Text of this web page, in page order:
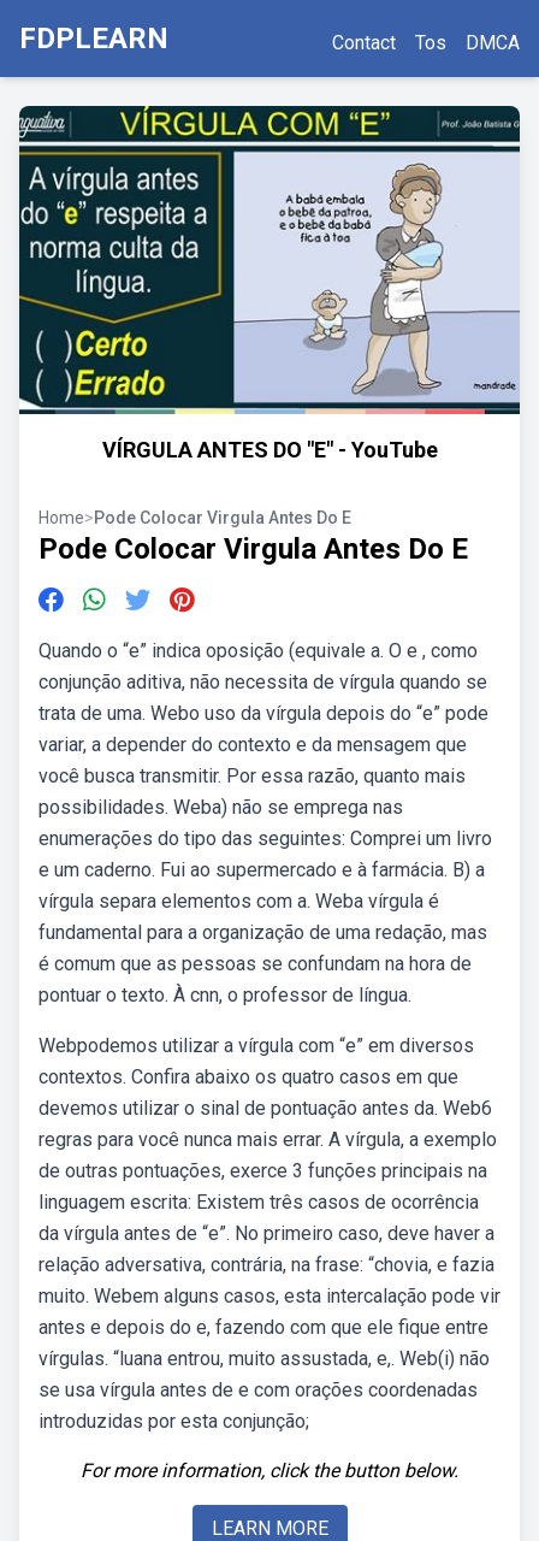
FDPLEARN Contact Tos DMCA
VÍRGULA ANTES DO "E" - YouTube
Home>Pode Colocar Virgula Antes Do E
Pode Colocar Virgula Antes Do E
Quando o “e” indica oposição (equivale a. O e , como
conjunção aditiva, não necessita de vírgula quando se
trata de uma. Webo uso da vírgula depois do “e” pode
variar, a depender do contexto e da mensagem que
você busca transmitir. Por essa razão, quanto mais
possibilidades. Weba) não se emprega nas
enumerações do tipo das seguintes: Comprei um livro
e um caderno. Fui ao supermercado e à farmácia. B) a
vírgula separa elementos com a. Weba vírgula é
fundamental para a organização de uma redação, mas
é comum que as pessoas se confundam na hora de
pontuar o texto. À cnn, o professor de língua.
Webpodemos utilizar a vírgula com “e” em diversos
contextos. Confira abaixo os quatro casos em que
devemos utilizar o sinal de pontuação antes da. Web6
regras para você nunca mais errar. A vírgula, a exemplo
de outras pontuações, exerce 3 funções principais na
linguagem escrita: Existem três casos de ocorrência
da vírgula antes de “e”. No primeiro caso, deve haver a
relação adversativa, contrária, na frase: “chovia, e fazia
muito. Webem alguns casos, esta intercalação pode vir
antes e depois do e, fazendo com que ele fique entre
vírgulas. “luana entrou, muito assustada, e,. Web(i) não
se usa vírgula antes de e com orações coordenadas
introduzidas por esta conjunção;
For more information, click the button below.
LEARN MORE